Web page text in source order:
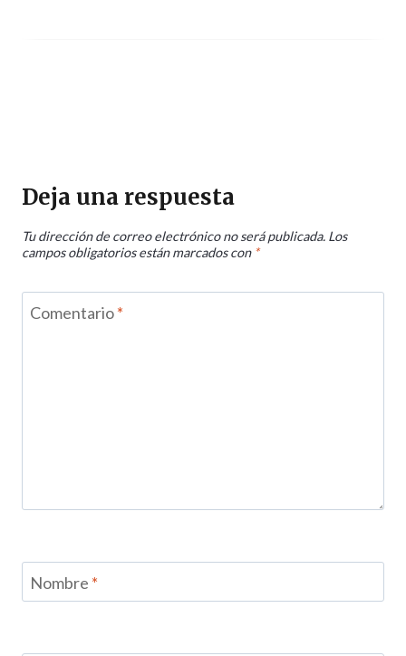
Deja una respuesta
Tu dirección de correo electrónico no será publicada. Los
campos obligatorios están marcados con *
Comentario*
Nombre *